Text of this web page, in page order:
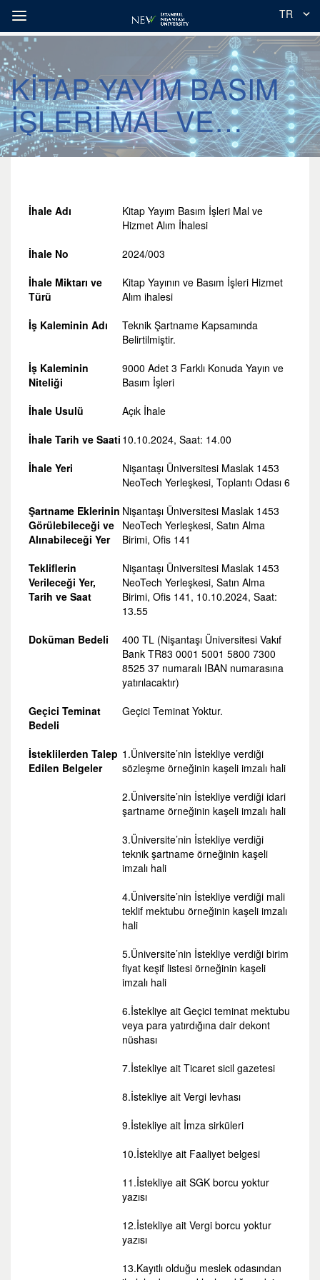
TR
KİTAP YAYIM BASIM
İŞLERİ MAL VE
HİZMET ALIM İHALESİ
İhale Adı
Kitap Yayım Basım İşleri Mal ve
Hizmet Alım İhalesi
İhale No
2024/003
İhale Miktarı ve
Türü
Kitap Yayının ve Basım İşleri Hizmet
Alım ihalesi
İş Kaleminin Adı
Teknik Şartname Kapsamında
Belirtilmiştir.
İş Kaleminin
Niteliği
9000 Adet 3 Farklı Konuda Yayın ve
Basım İşleri
İhale Usulü
Açık İhale
İhale Tarih ve Saati 10.10.2024, Saat: 14.00
İhale Yeri
Nişantaşı Üniversitesi Maslak 1453
NeoTech Yerleşkesi, Toplantı Odası 6
Şartname Eklerinin
Görülebileceği ve
Alınabileceği Yer
Nişantaşı Üniversitesi Maslak 1453
NeoTech Yerleşkesi, Satın Alma
Birimi, Ofis 141
Tekliflerin
Verileceği Yer,
Tarih ve Saat
Nişantaşı Üniversitesi Maslak 1453
NeoTech Yerleşkesi, Satın Alma
Birimi, Ofis 141, 10.10.2024, Saat:
13.55
Doküman Bedeli
400 TL (Nişantaşı Üniversitesi Vakıf
Bank TR83 0001 5001 5800 7300
8525 37 numaralı IBAN numarasına
yatırılacaktır)
Geçici Teminat
Bedeli
Geçici Teminat Yoktur.
İsteklilerden Talep
Edilen Belgeler
1.Üniversite’nin İstekliye verdiği
sözleşme örneğinin kaşeli imzalı hali
2.Üniversite’nin İstekliye verdiği idari
şartname örneğinin kaşeli imzalı hali
3.Üniversite’nin İstekliye verdiği
teknik şartname örneğinin kaşeli
imzalı hali
4.Üniversite’nin İstekliye verdiği mali
teklif mektubu örneğinin kaşeli imzalı
hali
5.Üniversite’nin İstekliye verdiği birim
fiyat keşif listesi örneğinin kaşeli
imzalı hali
6.İstekliye ait Geçici teminat mektubu
veya para yatırdığına dair dekont
nüshası
7.İstekliye ait Ticaret sicil gazetesi
8.İstekliye ait Vergi levhası
9.İstekliye ait İmza sirküleri
10.İstekliye ait Faaliyet belgesi
11.İstekliye ait SGK borcu yoktur
yazısı
12.İstekliye ait Vergi borcu yoktur
yazısı
13.Kayıtlı olduğu meslek odasından